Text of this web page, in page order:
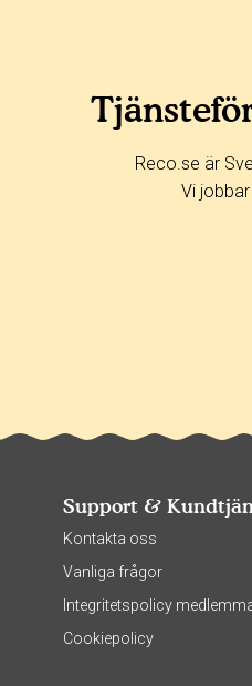
Reco.se är
Vi
Support &
Kontakta oss
Vanliga frågor
Integritetspolicy
Cookiepolicy